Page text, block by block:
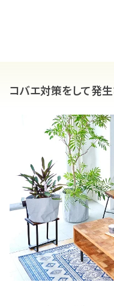
コバエ対策をして発